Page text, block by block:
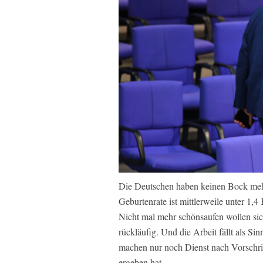
Die Deutschen haben keinen Bock
Geburtenrate ist mittlerweile unter 1,4
Nicht mal mehr schönsaufen wollen
rückläufig. Und die Arbeit fällt als
machen nur noch Dienst nach